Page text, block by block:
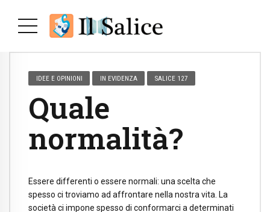
IDEE E OPINIONI IN EVIDENZA SALICE 127
Quale
normalità?
Essere differenti o essere normali: una scelta che
spesso ci troviamo ad affrontare nella nostra vita. La
società ci impone spesso di conformarci a determinati